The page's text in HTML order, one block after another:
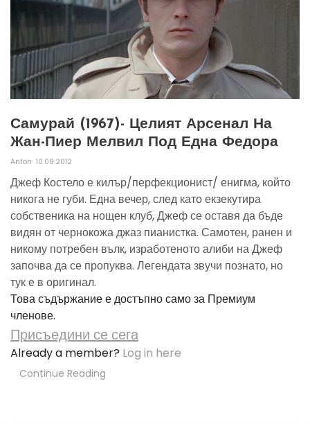
Самурай (1967)- Целият Арсенал На
Жан-Пиер Мелвил Под Една Федора
Anton 10.08.2012
Джеф Костело е килър/перфекционист/ енигма, който
никога не губи. Една вечер, след като екзекутира
собственика на нощен клуб, Джеф се оставя да бъде
видян от чернокожа джаз пианистка. Самотен, ранен и
никому потребен вълк, изработеното алиби на Джеф
започва да се пропуква. Легендата звучи познато, но
тук е в оригинал.
Това съдържание е достъпно само за Премиум
членове.
Присъедини се сега
Already a member? Log in here
Continue Reading